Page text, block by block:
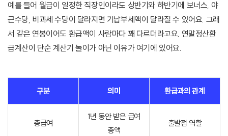
예를 들어 월급이 일정한 직장인이라도 상반기와 하반기에 보너스, 야
근수당, 비과세 수당이 달라지면 기납부세액이 달라질 수 있어요. 그래
서 같은 연봉이어도 환급액이 사람마다 꽤 다르더라고요. 연말정산환
급계산이 단순 계산기 놀이가 아닌 이유가 여기에 있어요.
구분 의미 환급과의 관계
총급여
1년 동안 받은 급여
총액
출발점 역할